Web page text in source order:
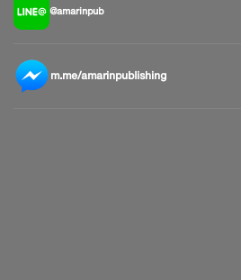
@amarinpub
m.me/amarinpublishing